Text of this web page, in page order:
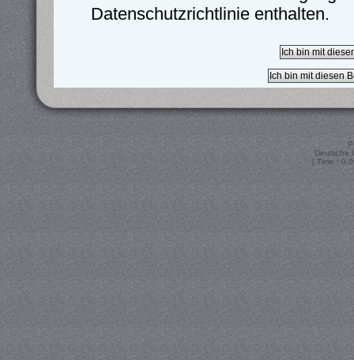
Datenschutzrichtlinie enthalten.
Deutsche
[ Time :